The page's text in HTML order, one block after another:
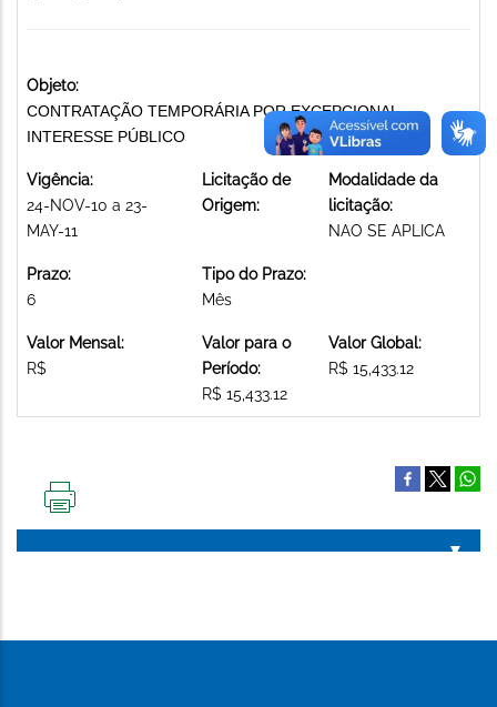
Objeto:
CONTRATAÇÃO TEMPORÁRIA POR EXCEPCIONAL
INTERESSE PÚBLICO
Vigência:
24-NOV-10 a 23-
MAY-11
Licitação de
Origem:
Modalidade da
licitação:
NAO SE APLICA
Prazo:
6
Tipo do Prazo:
Mês
Valor Mensal:
R$
Valor para o
Período:
R$ 15,433.12
Valor Global:
R$ 15,433.12
PÁGINA